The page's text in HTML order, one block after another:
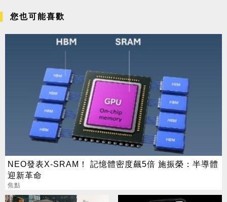
您也可能喜歡
NEO發表X-SRAM！ 記憶體密度飆5倍 施振榮：半導體
迎新革命
焦點